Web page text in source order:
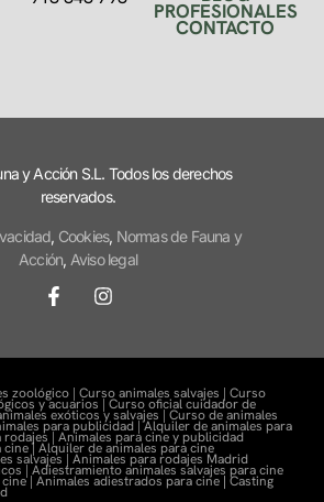
PROFESIONALES
CONTACTO
y Acción S.L. Todos los derechos
reservados.
, Cookies, Normas de Fauna y
Acción, Aviso legal
zoológico | Curso animales salvajes | Curso
y acuarios | Curso oficial cuidador de
exóticos y salvajes | Curso de animales
para publicidad |Alquiler de animales para
rodajes | Animales para cine y publicidad
cine | Alquiler de animales para cine
salvajes | Animales para rodajes Madrid
| Adiestramiento animales salvajes para cine
| Animales adiestrados para cine| Casting